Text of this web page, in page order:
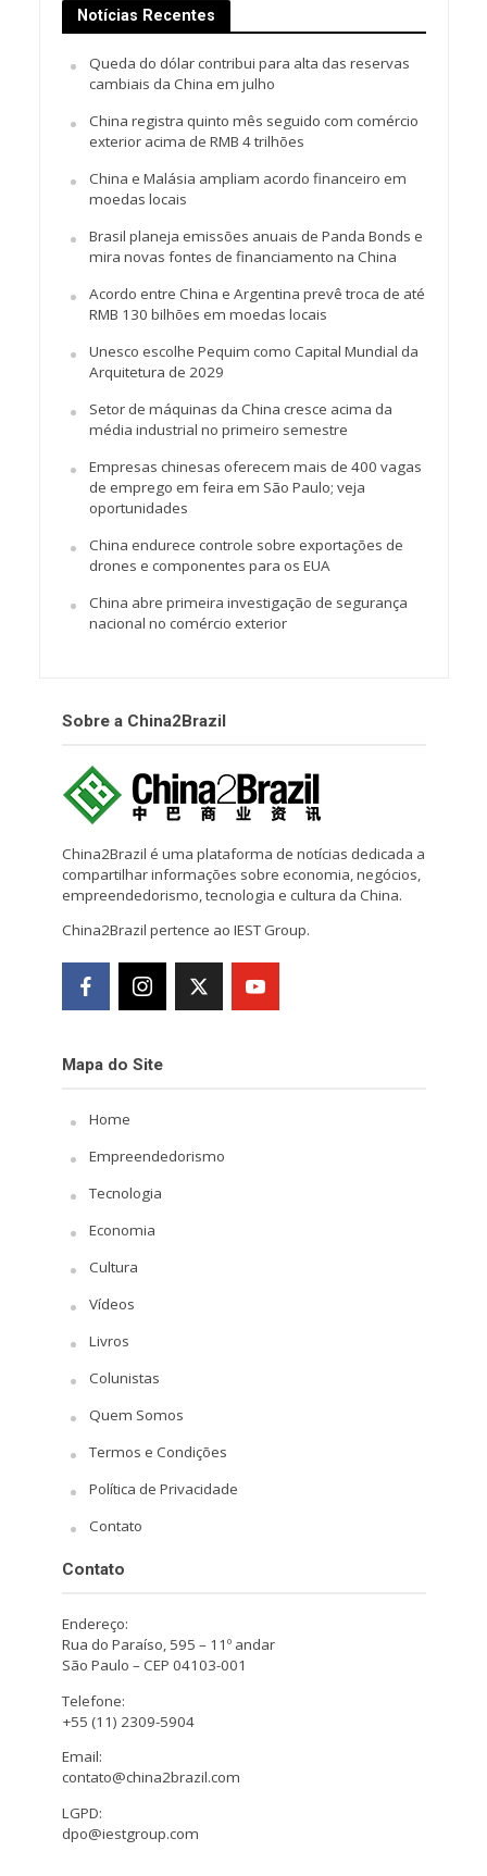
Notícias Recentes
Queda do dólar contribui para alta das reservas
cambiais da China em julho
China registra quinto mês seguido com comércio
exterior acima de RMB 4 trilhões
China e Malásia ampliam acordo financeiro em
moedas locais
Brasil planeja emissões anuais de Panda Bonds e
mira novas fontes de financiamento na China
Acordo entre China e Argentina prevê troca de até
RMB 130 bilhões em moedas locais
Unesco escolhe Pequim como Capital Mundial da
Arquitetura de 2029
Setor de máquinas da China cresce acima da
média industrial no primeiro semestre
Empresas chinesas oferecem mais de 400 vagas
de emprego em feira em São Paulo; veja
oportunidades
China endurece controle sobre exportações de
drones e componentes para os EUA
China abre primeira investigação de segurança
nacional no comércio exterior
Sobre a China2Brazil
China2Brazil é uma plataforma de notícias dedicada a
compartilhar informações sobre economia, negócios,
empreendedorismo, tecnologia e cultura da China.
China2Brazil pertence ao IEST Group.
Mapa do Site
Home
Empreendedorismo
Tecnologia
Economia
Cultura
Vídeos
Livros
Colunistas
Quem Somos
Termos e Condições
Política de Privacidade
Contato
Contato
Endereço:
Rua do Paraíso, 595 – 11º andar
São Paulo – CEP 04103-001
Telefone:
+55 (11) 2309-5904
Email:
contato@china2brazil.com
LGPD:
dpo@iestgroup.com